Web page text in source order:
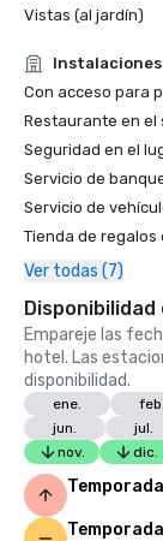
Vistas (al jardín)
Instalaciones
Con acceso para
Restaurante en el
Seguridad en el
Servicio de
Servicio de
Tienda de regalos
Ver todas (7)
Empareje las
hotel. Las
disponibilidad.
ene. feb.
jun.
jul.
nov.
dic.